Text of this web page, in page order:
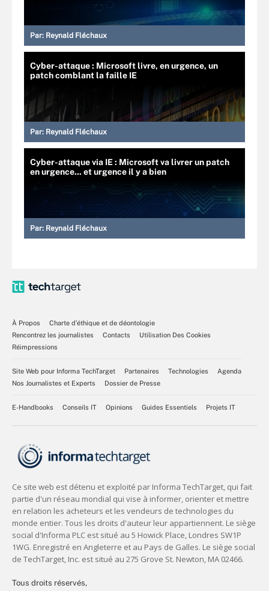
Par: Reynald Fléchaux
Cyber-attaque : Microsoft livre, en urgence, un
patch comblant la faille IE
Par: Reynald Fléchaux
Cyber-attaque via IE : Microsoft va livrer un patch
en urgence... et urgence il y a bien
Par: Reynald Fléchaux
À Propos
Charte d’éthique et de déontologie
Rencontrez les journalistes
Contacts
Utilisation Des Cookies
Réimpressions
Site Web pour Informa TechTarget Partenaires Technologies
Agenda
Nos Journalistes et Experts
Dossier de Presse
E-Handbooks Conseils IT Opinions Guides Essentiels Projets IT
Tous droits réservés,